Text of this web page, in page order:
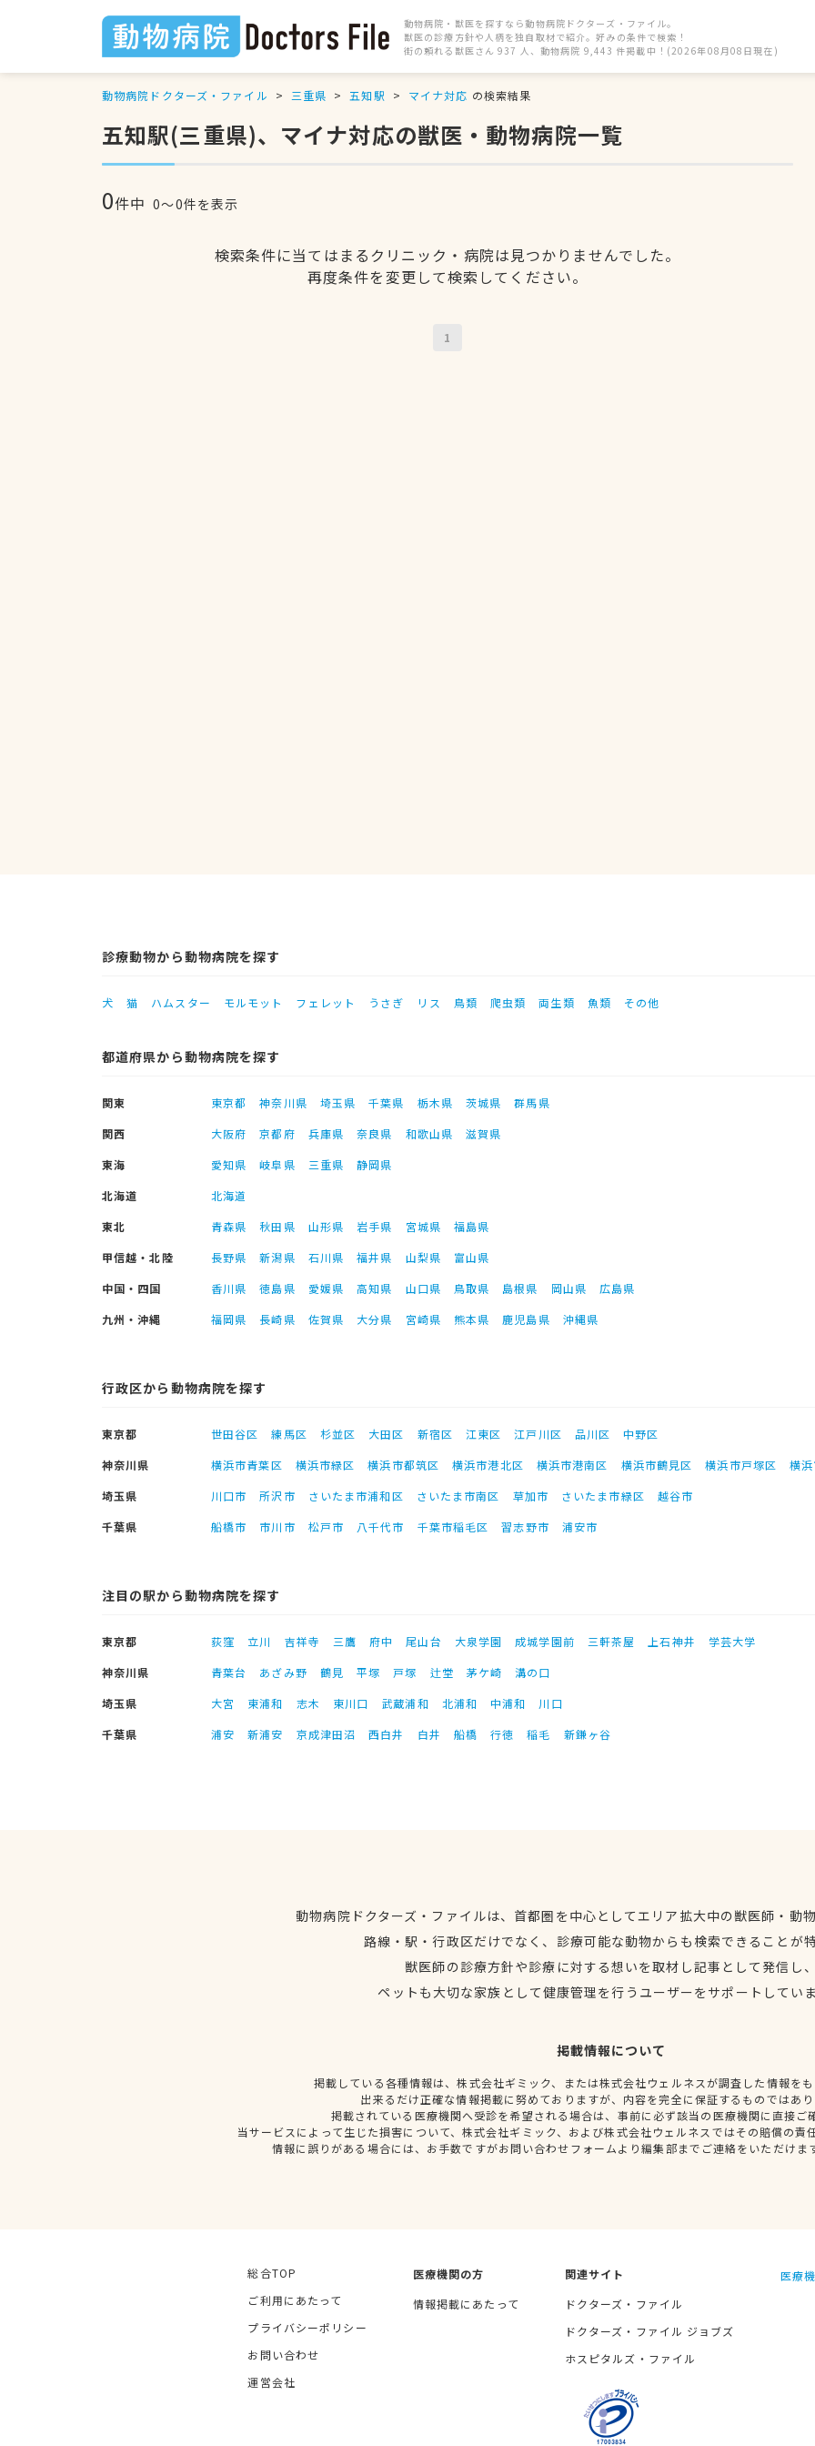
動物病院・獣医を探すなら動物病院ドクターズ・ファイル。
獣医の診療方針や人柄を独自取材で紹介。好みの条件で検索！
街の頼れる獣医さん 937 人、動物病院 9,443 件掲載中！(2026年08月08日現在)
動物病院ドクターズ・ファイル 三重県 五知駅 マイナ対応 の検索結果
五知駅(三重県)、マイナ対応の獣医・動物病院一覧
0件中 0〜0件を表示
検索条件に当てはまるクリニック・病院は見つかりませんでした。
再度条件を変更して検索してください。
1
診療動物から動物病院を探す
犬 猫 ハムスター モルモット フェレット うさぎ リス 鳥類 爬虫類 両生類 魚類 その他
都道府県から動物病院を探す
関東 東京都 神奈川県 埼玉県 千葉県 栃木県 茨城県
群馬県
関西
大阪府 京都府 兵庫県 奈良県 和歌山県
滋賀県
東海
愛知県 岐阜県 三重県
静岡県
北海道
北海道
東北
青森県 秋田県 山形県 岩手県 宮城県
福島県
甲信越・北陸
長野県 新潟県 石川県 福井県 山梨県
富山県
中国・四国
香川県 徳島県 愛媛県 高知県 山口県 鳥取県 島根県 岡山県
広島県
九州・沖縄
福岡県 長崎県 佐賀県 大分県 宮崎県 熊本県 鹿児島県 沖縄県
行政区から動物病院を探す
東京都 世田谷区 練馬区 杉並区 大田区 新宿区 江東区 江戸川区 品川区
中野区
神奈川県
横浜市青葉区 横浜市緑区 横浜市都筑区 横浜市港北区 横浜市港南区 横浜市鶴見区 横浜市戸塚区
横
埼玉県
川口市 所沢市 さいたま市浦和区 さいたま市南区 草加市 さいたま市緑区
越谷市
千葉県
船橋市 市川市 松戸市 八千代市 千葉市稲毛区 習志野市 浦安市
注目の駅から動物病院を探す
東京都 荻窪 立川 吉祥寺 三鷹 府中 尾山台 大泉学園 成城学園前 三軒茶屋 上石神井
学芸大学
神奈川県
青葉台 あざみ野 鶴見 平塚 戸塚 辻堂 茅ケ崎
溝の口
埼玉県
大宮 東浦和 志木 東川口 武蔵浦和 北浦和 中浦和
川口
千葉県
浦安 新浦安 京成津田沼 西白井 白井 船橋 行徳 稲毛 新鎌ヶ谷
動物病院ドクターズ・ファイルは、首都圏を中心としてエリア拡大中の獣医師・動
路線・駅・行政区だけでなく、診療可能な動物からも検索できることが
獣医師の診療方針や診療に対する想いを取材し記事として発信し
ペットも大切な家族として健康管理を行うユーザーをサポートしてい
掲載情報について
掲載している各種情報は、株式会社ギミック、または株式会社ウェルネスが調査した情報を
出来るだけ正確な情報掲載に努めておりますが、内容を完全に保証するものではあ
掲載されている医療機関へ受診を希望される場合は、事前に必ず該当の医療機関に直接ご
当サービスによって生じた損害について、株式会社ギミック、および株式会社ウェルネスではその賠償の責
情報に誤りがある場合には、お手数ですがお問い合わせフォームより編集部までご連絡をいただけま
総合TOP
ご利用にあたって
プライバシーポリシー
お問い合わせ
運営会社
医療機関の方
情報掲載にあたって
関連サイト
ドクターズ・ファイル
ドクターズ・ファイル ジョブズ
ホスピタルズ・ファイル
医療